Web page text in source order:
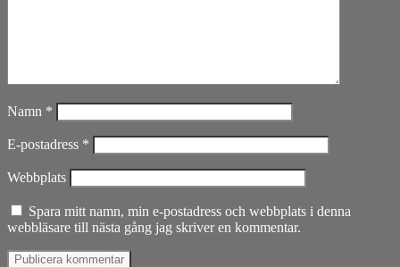
Namn *
E-postadress *
Webbplats
Spara mitt namn, min e-postadress och webbplats i denna
webbläsare till nästa gång jag skriver en kommentar.